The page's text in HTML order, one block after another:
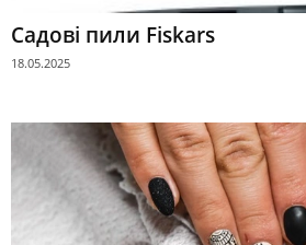
Садові пили Fiskars
18.05.2025